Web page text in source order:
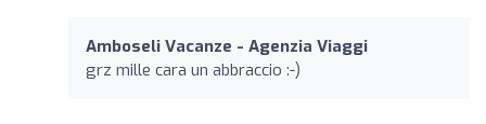
Amboseli Vacanze - Agenzia Viaggi
grz mille cara un abbraccio :-)